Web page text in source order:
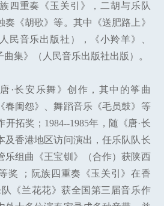
四重奏《玉关引》，二胡与乐队
奏《胡歌》等。其中《送肥路上》
民音乐出版社），《小羚羊》、
曲集》（人民音乐出版社出版）。
·长安乐舞》创作，其中的筝曲
春闺怨》、舞蹈音乐《毛员鼓》等
拓奖；1984--1985年，随《唐·长
及香港地区访问演出，任乐队队长
乐组曲《王宝钏》（合作）获陕西
奖 ；阮族四重奏《玉关引》在香
《兰花花》获全国第三届音乐作